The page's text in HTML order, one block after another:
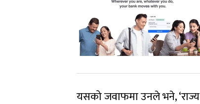
यसको जवाफमा उनले भने,